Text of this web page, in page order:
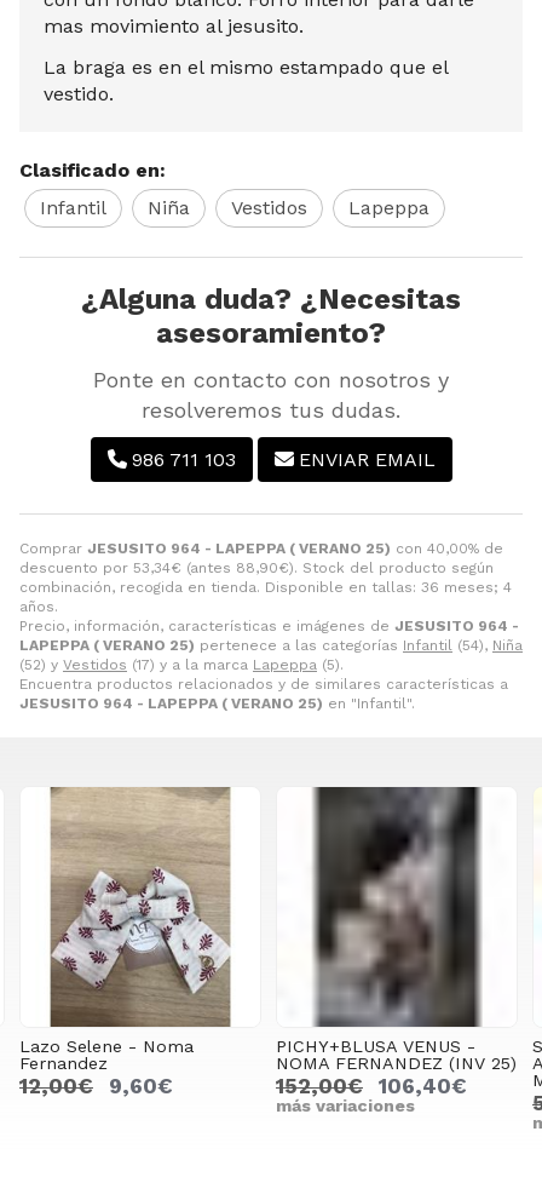
Comprar JESUSITO 964 - LAPEPPA ( VERANO 25) con 40,00% de
descuento por 53,34€ (antes 88,90€). Stock del producto según
combinación, recogida en tienda. Disponible en tallas: 36 meses; 4
años.
Precio, información, características e imágenes de JESUSITO 964 -
LAPEPPA ( VERANO 25) pertenece a las categorías Infantil (54), Niña
(52) y Vestidos (17) y a la marca Lapeppa (5).
Encuentra productos relacionados y de similares características a
JESUSITO 964 - LAPEPPA ( VERANO 25) en "Infantil".
mas movimiento al jesusito.
La braga es en el mismo estampado que el
vestido.
Clasificado en:
Infantil
Niña Vestidos Lapeppa
¿Alguna duda? ¿Necesitas
asesoramiento?
Ponte en contacto con nosotros y
resolveremos tus dudas.
986 711 103 ENVIAR EMAIL
Lazo Selene - Noma
Fernandez
12,00€ 9,60€
PICHY+BLUSA VENUS -
NOMA FERNANDEZ (INV 25)
152,00€ 106,40€
más variaciones